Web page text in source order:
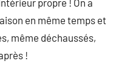
propre ! On a
en même temps et
même déchaussés,
!